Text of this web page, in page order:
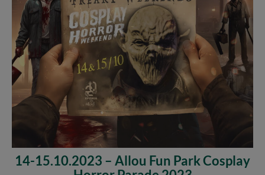
14-15.10.2023 – Allou Fun Park Cosplay